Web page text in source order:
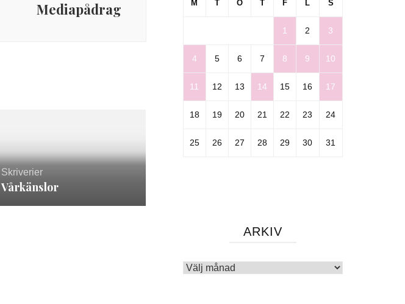
Mediapådrag
Skriverier
Vårkänslor
M T O T F L S
1 2 3
4 5 6 7 8 9 10
11 12 13 14 15 16 17
18 19 20 21 22 23 24
25 26 27 28 29 30 31
ARKIV
Arkiv